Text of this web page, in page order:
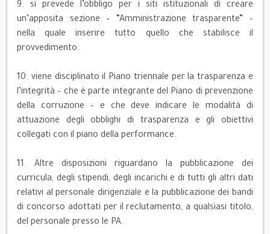
9. si prevede l’obbligo per i siti istituzionali di creare
un’apposita sezione – “Amministrazione trasparente” –
nella quale inserire tutto quello che stabilisce il
provvedimento.
10. viene disciplinato il Piano triennale per la trasparenza e
l’integrità – che è parte integrante del Piano di prevenzione
della corruzione – e che deve indicare le modalità di
attuazione degli obblighi di trasparenza e gli obiettivi
collegati con il piano della performance.
11. Altre disposizioni riguardano la pubblicazione dei
curricula, degli stipendi, degli incarichi e di tutti gli altri dati
relativi al personale dirigenziale e la pubblicazione dei bandi
di concorso adottati per il reclutamento, a qualsiasi titolo,
del personale presso le PA.